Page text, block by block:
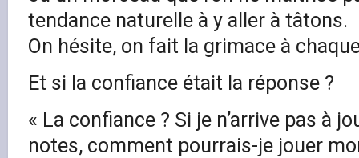
tendance naturelle à y aller à tâtons.
On hésite, on fait la grimace à
Et si la confiance était la réponse ?
« La confiance ? Si je n’arrive pas à
notes, comment pourrais-je jouer